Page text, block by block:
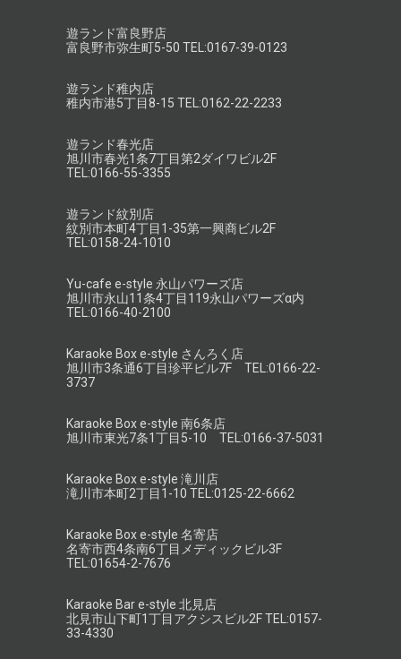
遊ランド富良野店
富良野市弥生町5-50 TEL:0167-39-0123
遊ランド稚内店
稚内市港5丁目8-15 TEL:0162-22-2233
遊ランド春光店
旭川市春光1条7丁目第2ダイワビル2F
TEL:0166-55-3355
遊ランド紋別店
紋別市本町4丁目1-35第一興商ビル2F
TEL:0158-24-1010
Yu-cafe e-style 永山パワーズ店
旭川市永山11条4丁目119永山パワーズα内
TEL:0166-40-2100
Karaoke Box e-style さんろく店
旭川市3条通6丁目珍平ビル7F TEL:0166-22-
3737
Karaoke Box e-style 南6条店
旭川市東光7条1丁目5-10 TEL:0166-37-5031
Karaoke Box e-style 滝川店
滝川市本町2丁目1-10 TEL:0125-22-6662
Karaoke Box e-style 名寄店
名寄市西4条南6丁目メディックビル3F
TEL:01654-2-7676
Karaoke Bar e-style 北見店
北見市山下町1丁目アクシスビル2F TEL:0157-
33-4330